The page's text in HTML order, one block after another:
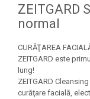
ZEITGARD
normal
CURĂŢAREA
ZEITGARD este
lung!
ZEITGARD
curăţare facială,